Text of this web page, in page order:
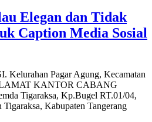
Elegan dan Tidak
Caption Media Sosial
Kelurahan Pagar Agung, Kecamatan
KANTOR CABANG
Tigaraksa, Kp.Bugel RT.01/04,
Kabupaten Tangerang